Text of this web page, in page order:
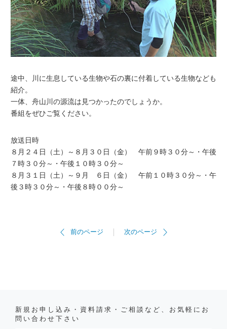
途中、川に生息している生物や石の裏に付着している生物なども
紹介。
一体、舟山川の源流は見つかったのでしょうか。
番組をぜひご覧ください。
放送日時
８月２４日（土）～８月３０日（金） 午前９時３０分～・午後
７時３０分～・午後１０時３０分～
８月３１日（土）～９月 ６日（金） 午前１０時３０分～・午
後３時３０分～・午後８時００分～
前のページ 次のページ
新規お申し込み・資料請求・ご相談など、お気軽にお
問い合わせ下さい